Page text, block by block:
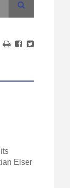
Suche
Elser